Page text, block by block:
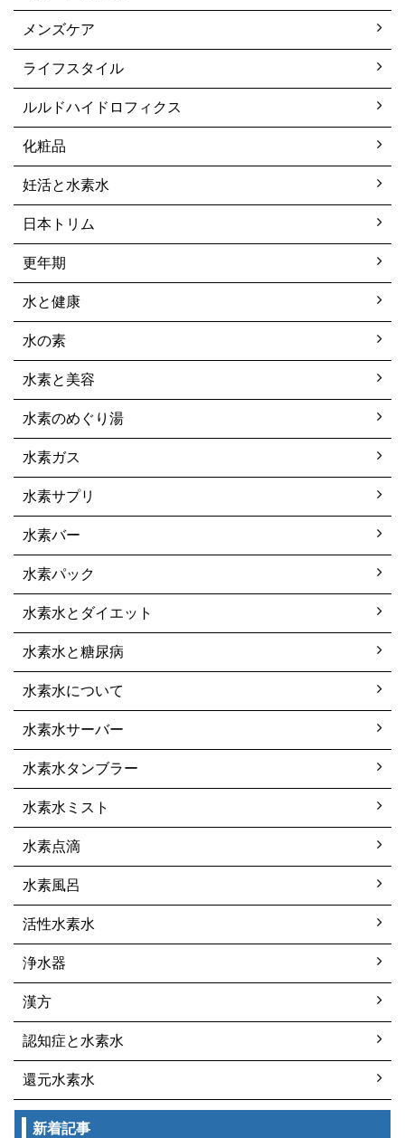
メンズケア
ライフスタイル
ルルドハイドロフィクス
化粧品
妊活と水素水
日本トリム
更年期
水と健康
水の素
水素と美容
水素のめぐり湯
水素ガス
水素サプリ
水素バー
水素パック
水素水とダイエット
水素水と糖尿病
水素水について
水素水サーバー
水素水タンブラー
水素水ミスト
水素点滴
水素風呂
活性水素水
浄水器
漢方
認知症と水素水
還元水素水
新着記事